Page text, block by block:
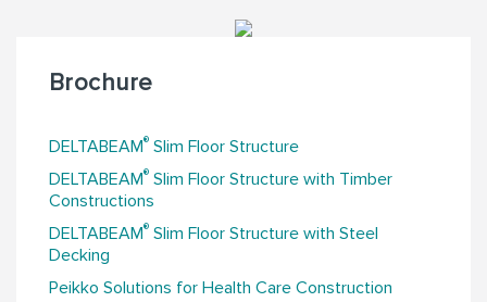
Brochure
DELTABEAM® Slim Floor Structure
DELTABEAM® Slim Floor Structure with Timber
Constructions
DELTABEAM® Slim Floor Structure with Steel
Decking
Peikko Solutions for Hea​lth Care Construction